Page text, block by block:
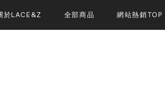
於LACE&Z 全部商品 網站熱銷TOP